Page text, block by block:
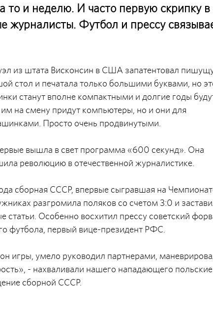
и неделю. И часто первую скрипку в
журналисты. Футбол и прессу
из штата Висконсин в США запатентовал
стол и печатала только большими буквами, но
станут вполне компактными и долгие годы
на смену придут компьютеры, но и они для
Просто очень продвинутыми.
вышла в свет программа «600 секунд». Она
революцию в отечественной журналистике.
сборная СССР, впервые сыгравшая на
разгромила поляков со счетом 3:0 и
статьи. Особенно восхитил прессу советский
футбола, первый вице-президент РФС.
игры, умело руководил партнерами,
- нахваливали нашего нападающего польские
сборной СССР.